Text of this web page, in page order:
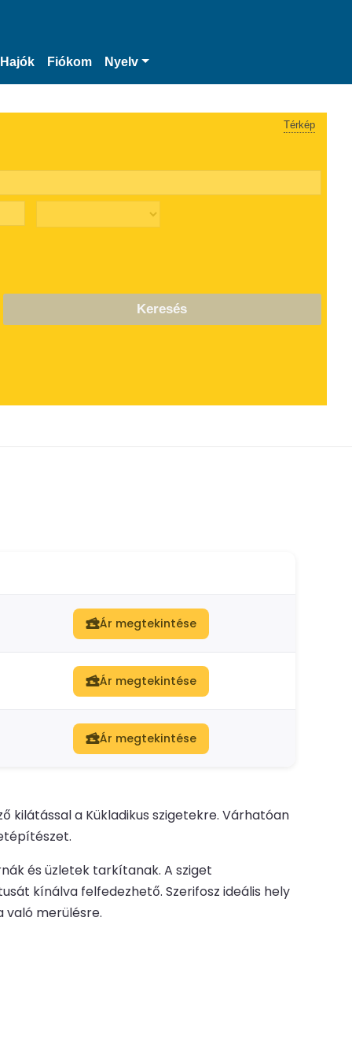
Hajók Fiókom Nyelv
Térkép
Keresés
Ár megtekintése
Ár megtekintése
Ár megtekintése
kilátással a Kükladikus szigetekre. Várhatóan
és üzletek tarkítanak. A sziget
kínálva felfedezhető. Szerifosz ideális hely
való merülésre.